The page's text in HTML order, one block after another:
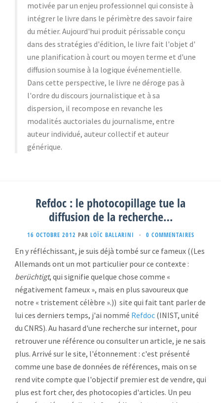
motivée par un enjeu professionnel qui consiste à
intégrer le livre dans le périmètre des savoir faire
du métier. Aujourd'hui produit périssable conçu
dans des stratégies d'édition, le livre fait l'objet d'
une planification à court ou moyen terme et d'une
diffusion soumise à la logique événementielle.
Dans cette perspective, le livre ne déroge pas à
l'ordre du discours journalistique et à sa
dispersion, il recompose en revanche les
modalités auctoriales du journalisme, entre
auteur individué, auteur collectif et auteur
générique.
Refdoc : le photocopillage tue la
diffusion de la recherche…
16 OCTOBRE 2012 PAR LOÏC BALLARINI · 0 COMMENTAIRES
En y réfléchissant, je suis déjà tombé sur ce fameux ((Les
Allemands ont un mot particulier pour ce contexte :
berüchtigt, qui signifie quelque chose comme «
négativement fameux », mais en plus savoureux que
notre « tristement célèbre ».)) site qui fait tant parler de
lui ces derniers temps, j'ai nommé Refdoc (INIST, unité
du CNRS). Au hasard d'une recherche sur internet, pour
retrouver une référence ou consulter un article, je ne sais
plus. Arrivé sur le site, l'étonnement : c'est présenté
comme une base de données de références, mais on se
rend vite compte que l'objectif premier est de vendre, qui
plus est fort cher, des photocopies d'articles. Un peu